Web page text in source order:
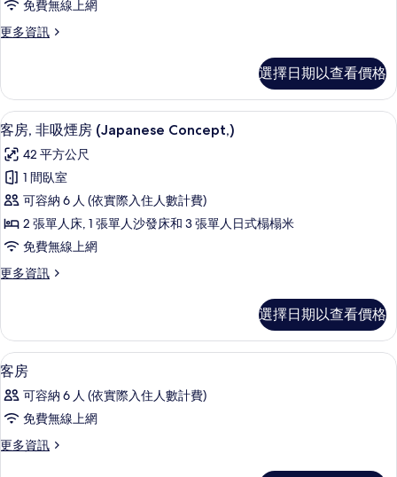
相
片
的
情
煙
(Run
of
House,)
的
所
有
相
片
免費無線上網
更多資訊
更
非
吸
煙
(Run
of
House,)
的
詳
情
選擇日期以查看價格
顯
示
客
房,
非
吸
房
Concept,)
的
所
有
相
片
客房, 非吸煙房 (Japanese Concept,)
20
客房, 非吸煙房 (Japanese Concept,)
42 平方公尺
1 間臥室
可容納 6 人 (依實際入住人數計費)
2 張單人床, 1 張單人沙發床和 3 張單人日式榻榻米
免費無線上網
更多資訊
更
非
吸
煙
(Japanese
Concept,)
詳
選擇日期以查看價格
顯
示
客
的
羽絨被、客房內保險箱、書桌、熨斗/
5
客房
可容納 6 人 (依實際入住人數計費)
免費無線上網
更多資訊
更